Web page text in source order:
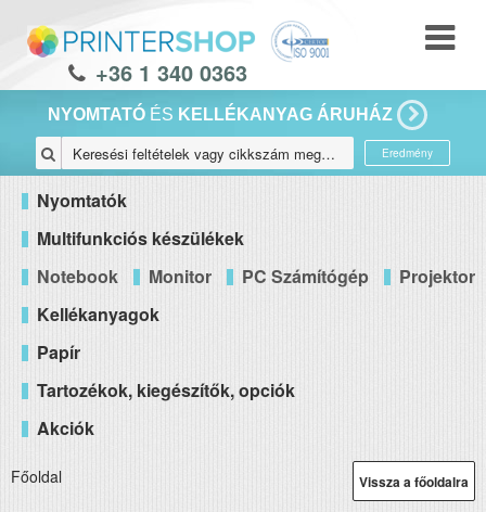
+36 1 340 0363
NYOMTATÓ ÉS KELLÉKANYAG ÁRUHÁZ
Eredmény
Nyomtatók
Multifunkciós készülékek
Notebook
Monitor PC Számítógép
Projektor
Kellékanyagok
Papír
Tartozékok, kiegészítők, opciók
Akciók
Vissza a főoldalra
Főoldal